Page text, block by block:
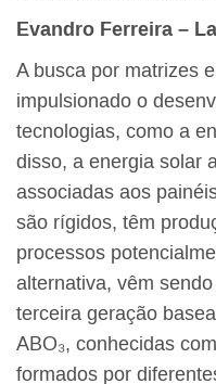
Evandro Ferreira –
A busca por matrizes
impulsionado o
tecnologias, como a
disso, a energia solar
associadas aos
são rígidos, têm
processos
alternativa, vêm
terceira geração
ABO₃, conhecidas
formados por